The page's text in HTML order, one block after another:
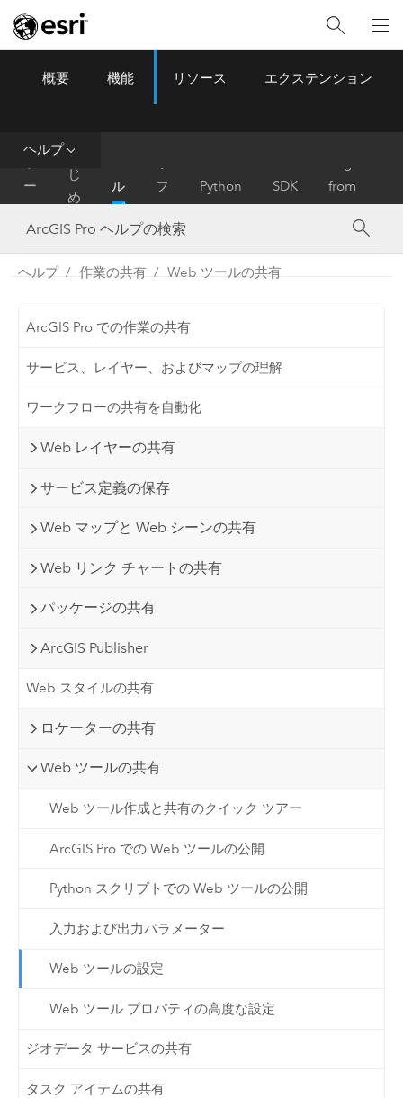
ArcGIS Pro Menu
概要 機能 リソース エクステンション
ヘルプ
ー
ム
は
じ
め
に
ル
プ
フ
ァ
レ
ン
ス
Python SDK
from
ArcMap
ヘルプ 作業の共有 Web ツールの共有
ArcGIS Pro での作業の共有
サービス、レイヤー、およびマップの理解
ワークフローの共有を自動化
Web レイヤーの共有
サービス定義の保存
Web マップと Web シーンの共有
Web リンク チャートの共有
パッケージの共有
ArcGIS Publisher
Web スタイルの共有
ロケーターの共有
Web ツールの共有
Web ツール作成と共有のクイック ツアー
ArcGIS Pro での Web ツールの公開
Python スクリプトでの Web ツールの公開
入力および出力パラメーター
Web ツールの設定
Web ツール プロパティの高度な設定
ジオデータ サービスの共有
タスク アイテムの共有